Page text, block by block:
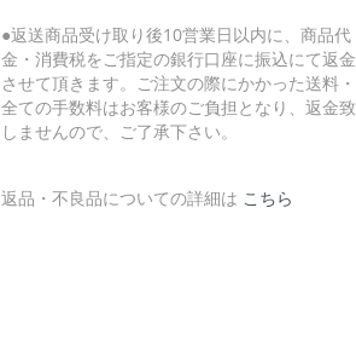
●返送商品受け取り後10営業日以内に、商品代
金・消費税をご指定の銀行口座に振込にて返金
させて頂きます。ご注文の際にかかった送料・
全ての手数料はお客様のご負担となり、返金致
しませんので、ご了承下さい。
返品・不良品についての詳細は こちら